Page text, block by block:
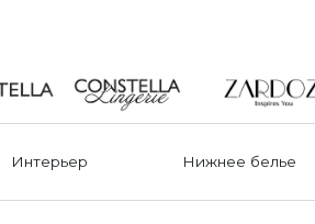
Интерьер Нижнее белье